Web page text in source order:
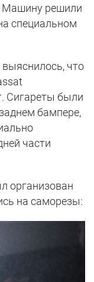
Машину решили
специальном
что
Сигареты были
бампере,
части
организован
на саморезы: